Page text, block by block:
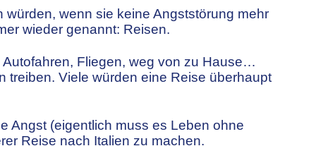
wenn sie keine Angststörung mehr
wieder genannt: Reisen.
Fliegen, weg von zu Hause…
treiben. Viele würden eine Reise überhaupt
Angst (eigentlich muss es Leben ohne
Reise nach Italien zu machen.